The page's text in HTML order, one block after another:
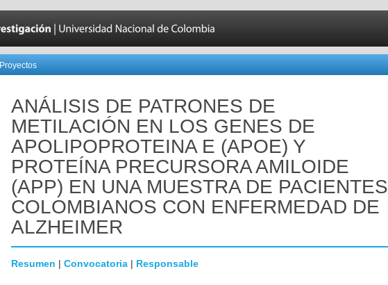
Proyectos
ANÁLISIS DE PATRONES DE
METILACIÓN EN LOS GENES DE
APOLIPOPROTEINA E (APOE) Y
PROTEÍNA PRECURSORA AMILOIDE
(APP) EN UNA MUESTRA DE PACIENTES
COLOMBIANOS CON ENFERMEDAD DE
ALZHEIMER
Resumen | Convocatoria | Responsable